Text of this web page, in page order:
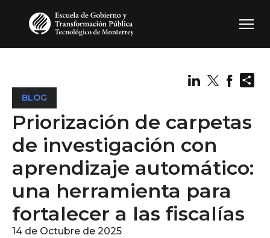
BLOG
Priorización de carpetas
de investigación con
aprendizaje automático:
una herramienta para
fortalecer a las fiscalías
14 de Octubre de 2025